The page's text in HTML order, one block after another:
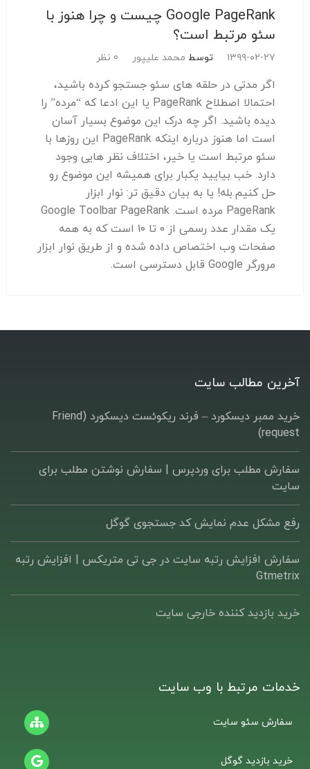
Google PageRank چیست و چرا هنوز با
سئو مرتبط است؟
۱۳۹۹-۰۲-۲۷ توسط محمد علیپور 0 نظر
اگر مدتی در حلقه های سئو جستجو کرده باشید،
احتمالا اصطلاح PageRank یا این ادعا که “مرده” را
دیده باشید. اگر چه درک این موضوع بسیار آسان
است اما هنوز درباره اینکه PageRank این روزها با
سئو مرتبط است یا خیر، اختلاف نظر هایی وجود
دارد. خب بیایید یکبار برای همیشه این موضوع رو
حل کنیم.بله! یا به بیان دقیق تر: نوار ابزار
PageRank مرده است. Google Toolbar PageRank
یک مقدار عدد رسمی از ۰ تا ۱۰ است که به همه
صفحات وب اختصاص داده شده و از طریق نوار ابزار
مرورگر Google قابل دسترسی است.
آخرین مطالب سایت
خرید ممبر دیسکورد – فرند ریکوئست دیسکورد (Friend
request)
سفارش مطلب برای وردپرس |‌ سفارش نوشتن مطلب برای
سایت
رفع مشکل عدم نمایش کد جستجوی گوگل
سفارش افزایش رتبه سایت در جی تی متریکس | افزایش رتبه
Gtmetrix
خرید بازدید کننده خارجی سایت
خدمات مرتبط با وب سایت
سفارش سئو سایت
خرید بازدید گوگل